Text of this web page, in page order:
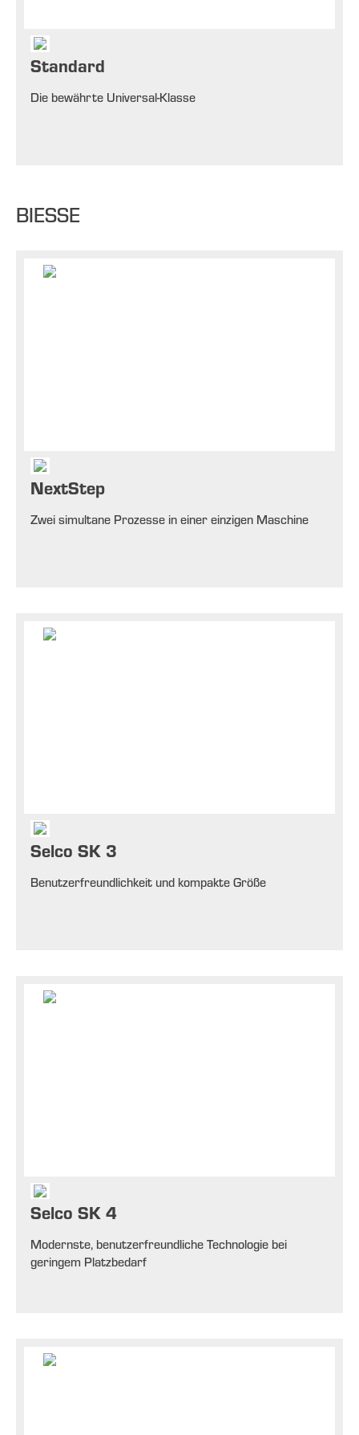
Standard
Die bewährte Universal-Klasse
BIESSE
NextStep
Zwei simultane Prozesse in einer einzigen Maschine
Selco SK 3
Benutzerfreundlichkeit und kompakte Größe
Selco SK 4
Modernste, benutzerfreundliche Technologie bei
geringem Platzbedarf